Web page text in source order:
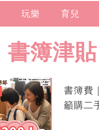
玩樂 育兒
書簿津貼
書簿費
籲購二